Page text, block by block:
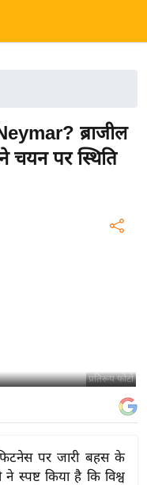
ब्राजील
पर स्थिति
प्रतिरूप फोटो
पर जारी बहस के
स्पष्ट किया है कि विश्व